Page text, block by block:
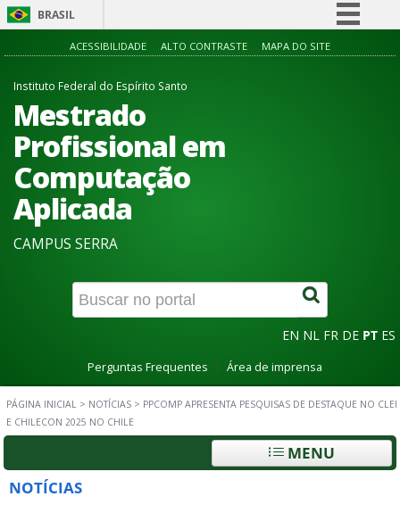
BRASIL
Simplifique!
ACESSIBILIDADE ALTO CONTRASTE MAPA DO SITE
Instituto Federal do Espírito Santo
Mestrado
Profissional em
Computação
Aplicada
CAMPUS SERRA
EN NL FR DE PT ES
Perguntas Frequentes Área de imprensa
PÁGINA INICIAL > NOTÍCIAS > PPCOMP APRESENTA PESQUISAS DE DESTAQUE NO CLEI
E CHILECON 2025 NO CHILE
MENU
NOTÍCIAS